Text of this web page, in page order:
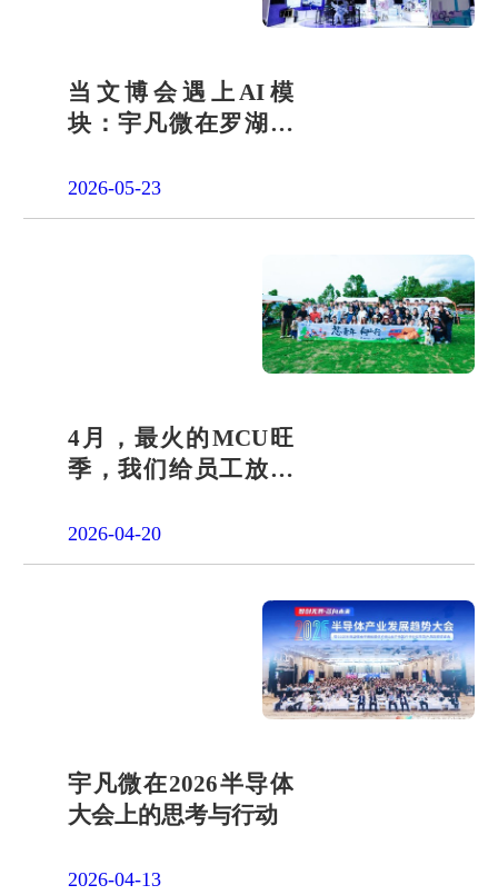
当文博会遇上AI模
块：宇凡微在罗湖展
答卷
2026-05-23
4月，最火的MCU旺
季，我们给员工放了
2026-04-20
宇凡微在2026半导体
大会上的思考与行动
2026-04-13